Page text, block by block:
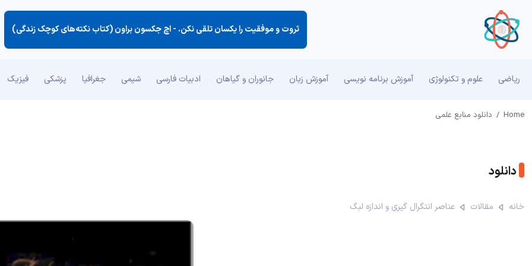
ثروت و موفقیت را یكسان تلقی نكن. -اچ جکسون براون (کتاب نکته‌های کوچک زندگی)
ریاضی علوم و تکنولوژی آموزش برنامه نویسی آموزش زبان جانوران و گیاهان ادبیات فارسی شیمی جغرافیا پزشکی فیزیک
Home
/ دانلود منابع علمی
دانلود
خانه مقالات عناصر انتگرال گیری و اندازه لبگ